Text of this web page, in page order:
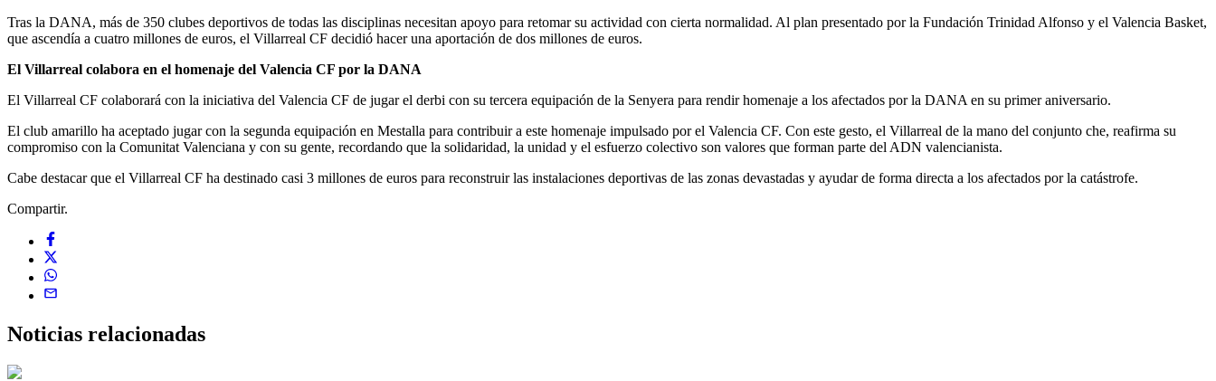
Tras la DANA, más de 350 clubes deportivos de todas las disciplinas necesitan apoyo para retomar su actividad con cierta normalidad. Al plan presentado por la Fundación Trinidad Alfonso y el Valencia Basket,
que ascendía a cuatro millones de euros, el Villarreal CF decidió hacer una aportación de dos millones de euros.
El Villarreal colabora en el homenaje del Valencia CF por la DANA
El Villarreal CF colaborará con la iniciativa del Valencia CF de jugar el derbi con su tercera equipación de la Senyera para rendir homenaje a los afectados por la DANA en su primer aniversario.
El club amarillo ha aceptado jugar con la segunda equipación en Mestalla para contribuir a este homenaje impulsado por el Valencia CF. Con este gesto, el Villarreal de la mano del conjunto che, reafirma su
compromiso con la Comunitat Valenciana y con su gente, recordando que la solidaridad, la unidad y el esfuerzo colectivo son valores que forman parte del ADN valencianista.
Cabe destacar que el Villarreal CF ha destinado casi 3 millones de euros para reconstruir las instalaciones deportivas de las zonas devastadas y ayudar de forma directa a los afectados por la catástrofe.
Compartir.
Noticias relacionadas